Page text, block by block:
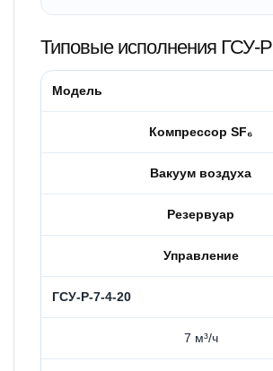
Типовые исполнения ГСУ-Р
Модель
Компрессор SF₆
Вакуум воздуха
Резервуар
Управление
ГСУ-Р-7-4-20
7 м³/ч